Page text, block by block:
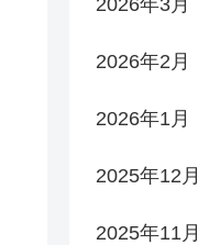
2026年2月
2026年1月
2025年12月
2025年11月